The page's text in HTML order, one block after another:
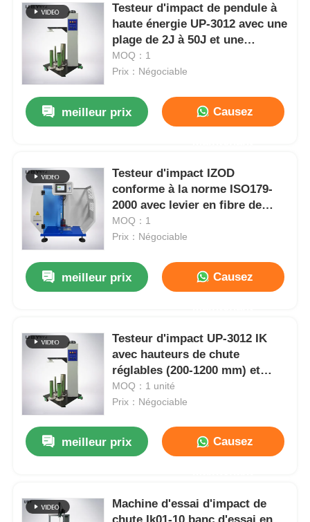
Aperçu
A propos de nous
Visite d'usine
Contrôle de la qualité
Contact
Demande de soumission
Équipement d'essai en laboratoire
Machine de test universelle
Testeur d'impact de pendule à
haute énergie UP-3012 avec une
plage de 2J à 50J et une
hauteur réglable pour la
conformité IEC62262
MOQ：1
Prix：Négociable
meilleur prix Causez
Testeur d'impact IZOD
conforme à la norme ISO179-
2000 avec levier en fibre de
carbone et encodeur numérique
de haute précision pour les
caoutchouc
MOQ：1
Prix：Négociable
meilleur prix Causez
Testeur d'impact UP-3012 IK
avec hauteurs de chute
réglables (200-1200 mm) et
niveaux d'énergie d'impact IK07
à IK10 (2J à 20J) doté d'un
0 à 90°
MOQ：1 unité
Prix：Négociable
meilleur prix Causez
Machine d'essai d'impact de
chute Ik01-10 banc d'essai en